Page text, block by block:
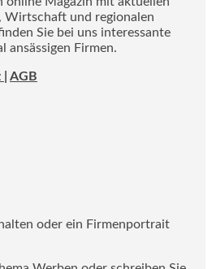
Wirtschaft und regionalen
Sie bei uns interessante
ansässigen Firmen.
AGB
oder ein Firmenportrait